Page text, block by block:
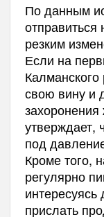
По данным
резким
Если на
свою вину и
захоронения
утверждает,
под
Кроме того,
регулярно
прислать